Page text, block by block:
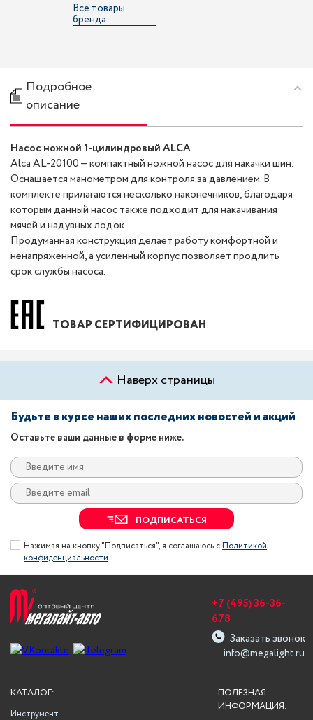
Все товары
бренда
Подробное
описание
Насос ножной 1-цилиндровый ALCA
Alca AL-20100 — компактный ножной насос для накачки шин.
Оснащается манометром для контроля за давлением. В
комплекте прилагаются несколько наконечников, благодаря
которым данный насос также подходит для накачивания
мячей и надувных лодок.
Продуманная конструкция делает работу комфортной и
ненапряженной, а усиленный корпус позволяет продлить
срок службы насоса.
ТОВАР СЕРТИФИЦИРОВАН
Наверх страницы
Будьте в курсе наших последних новостей и акций
Оставьте ваши данные в форме ниже.
ПОДПИСАТЬСЯ
Нажимая на кнопку "Подписаться", я соглашаюсь сПолитикой
конфиденциальности
info@megalight.ru
+7 (495) 36-36-
678
Заказать звонок
ПОЛЕЗНАЯ
ИНФОРМАЦИЯ:
КАТАЛОГ:
Инструмент